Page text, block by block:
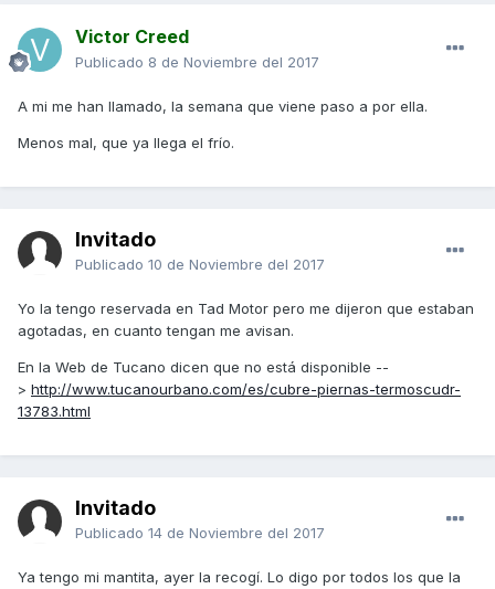
Victor Creed
Publicado 8 de Noviembre del 2017
A mi me han llamado, la semana que viene paso a por ella.
Menos mal, que ya llega el frío.
Invitado
Publicado 10 de Noviembre del 2017
Yo la tengo reservada en Tad Motor pero me dijeron que estaban
agotadas, en cuanto tengan me avisan.
En la Web de Tucano dicen que no está disponible --
> http://www.tucanourbano.com/es/cubre-piernas-termoscudr-
13783.html
Invitado
Publicado 14 de Noviembre del 2017
Ya tengo mi mantita, ayer la recogí. Lo digo por todos los que la